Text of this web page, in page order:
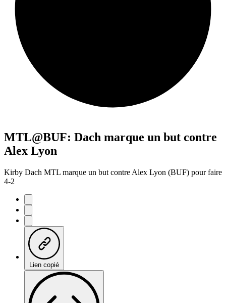
MTL@BUF: Dach marque un but contre
Alex Lyon
Kirby Dach MTL marque un but contre Alex Lyon (BUF) pour faire
4-2
Lien copié